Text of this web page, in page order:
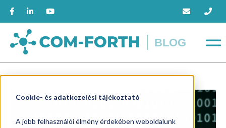
Cookie- és adatkezelési tájékoztató
A jobb felhasználói élmény érdekében weboldalunk
BLOG